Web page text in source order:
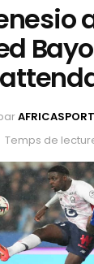
AFRICASPORT
Temps de